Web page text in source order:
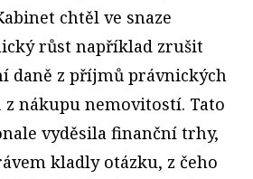
chtěl ve snaze
růst například zrušit
daně z příjmů právnických
z nákupu nemovitostí. Tato
vyděsila finanční trhy,
kladly otázku, z čeho